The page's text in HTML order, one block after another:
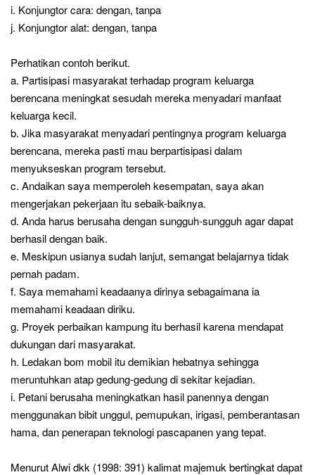
i. Konjungtor cara: dengan, tanpa
j. Konjungtor alat: dengan, tanpa
Perhatikan contoh berikut.
a. Partisipasi masyarakat terhadap program keluarga
berencana meningkat sesudah mereka menyadari manfaat
keluarga kecil.
b. Jika masyarakat menyadari pentingnya program keluarga
berencana, mereka pasti mau berpartisipasi dalam
menyukseskan program tersebut.
c. Andaikan saya memperoleh kesempatan, saya akan
mengerjakan pekerjaan itu sebaik-baiknya.
d. Anda harus berusaha dengan sungguh-sungguh agar dapat
berhasil dengan baik.
e. Meskipun usianya sudah lanjut, semangat belajarnya tidak
pernah padam.
f. Saya memahami keadaanya dirinya sebagaimana ia
memahami keadaan diriku.
g. Proyek perbaikan kampung itu berhasil karena mendapat
dukungan dari masyarakat.
h. Ledakan bom mobil itu demikian hebatnya sehingga
meruntuhkan atap gedung-gedung di sekitar kejadian.
i. Petani berusaha meningkatkan hasil panennya dengan
menggunakan bibit unggul, pemupukan, irigasi, pemberantasan
hama, dan penerapan teknologi pascapanen yang tepat.
Menurut Alwi dkk (1998: 391) kalimat majemuk bertingkat dapat